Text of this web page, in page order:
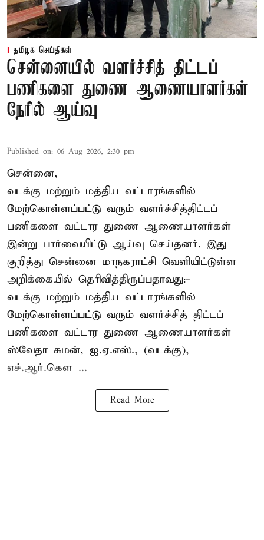
தமிழக செய்திகள்
சென்னையில் வளர்ச்சித் திட்டப்
பணிகளை துணை ஆணையாளர்கள்
நேரில் ஆய்வு
Published on: 06 Aug 2026, 2:30 pm
சென்னை,
வடக்கு மற்றும் மத்திய வட்டாரங்களில்
மேற்கொள்ளப்பட்டு வரும் வளர்ச்சித்திட்டப்
பணிகளை வட்டார துணை ஆணையாளர்கள்
இன்று பார்வையிட்டு ஆய்வு செய்தனர். இது
குறித்து சென்னை மாநகராட்சி வெளியிட்டுள்ள
அறிக்கையில் தெரிவித்திருப்பதாவது:-
வடக்கு மற்றும் மத்திய வட்டாரங்களில்
மேற்கொள்ளப்பட்டு வரும் வளர்ச்சித் திட்டப்
பணிகளை வட்டார துணை ஆணையாளர்கள்
ஸ்வேதா சுமன், ஐ.ஏ.எஸ்., (வடக்கு),
எச்.ஆர்.கௌ ...
Read More